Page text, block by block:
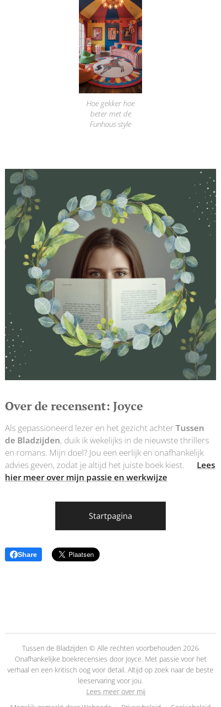
Hoe gekker hoe
beter met de
Funhaus style
Over de recensent: Joyce
Als gepassioneerd lezer en het gezicht achterTussen
de Bladzijden, duik ik wekelijks in de nieuwste thrillers
en romans. Mijn doel? Jou een eerlijk en onafhankelijk
advies geven, zodat je altijd het juiste boek kiest.👉 Lees
hier meer over mijn passie en werkwijze
Startpagina
Share
Tussen de Bladzijden © Alle rechten voorbehouden 2026
Onafhankelijke boekrecensies door Joyce. Met passie voor het
verhaal en een kritisch oog voor detail. Altijd op zoek naar de beste
leeservaring voor jou.
Lees meer over mij